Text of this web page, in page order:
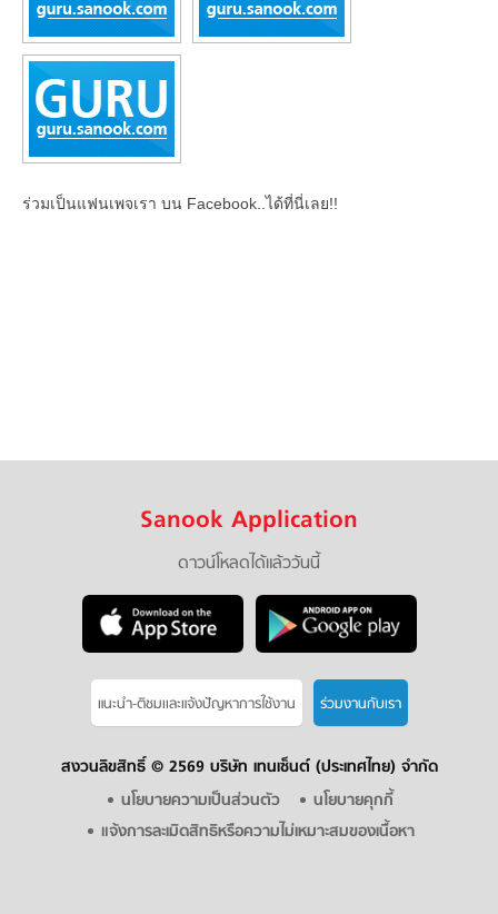
ร่วมเป็นแฟนเพจเรา บน Facebook..ได้ที่นี่เลย!!
Sanook Application
ดาวน์โหลดได้แล้ววันนี้
แนะนำ-ติชมเเละแจ้งปัญหาการใช้งาน ร่วมงานกับเรา
สงวนลิขสิทธิ์ © 2569 บริษัท เทนเซ็นต์ (ประเทศไทย) จำกัด
นโยบายความเป็นส่วนตัว
นโยบายคุกกี้
แจ้งการละเมิดสิทธิหรือความไม่เหมาะสมของเนื้อหา